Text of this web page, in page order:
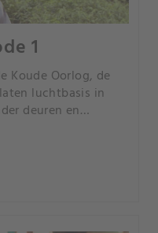
1
Koude Oorlog, de
luchtbasis in
deuren en